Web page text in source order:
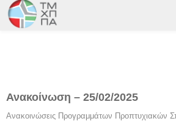
Ανακοίνωση – 25/02/2025
Ανακοινώσεις Προγραμμάτων Προπτυχιακών